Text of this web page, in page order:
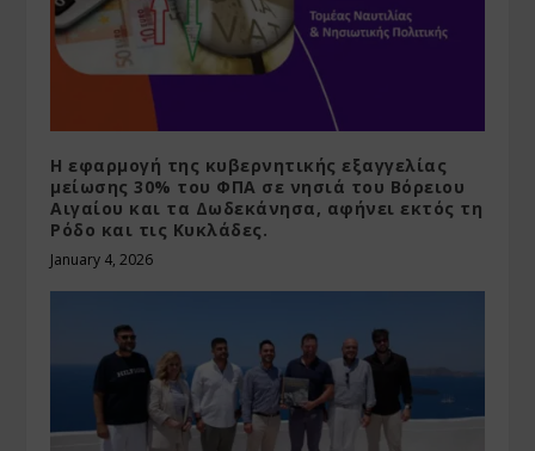
Η εφαρμογή της κυβερνητικής εξαγγελίας
μείωσης 30% του ΦΠΑ σε νησιά του Βόρειου
Αιγαίου και τα Δωδεκάνησα, αφήνει εκτός τη
Ρόδο και τις Κυκλάδες.
January 4, 2026